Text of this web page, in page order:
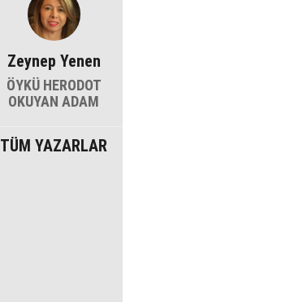
Zeynep Yenen
ÖYKÜ HERODOT
OKUYAN ADAM
TÜM YAZARLAR